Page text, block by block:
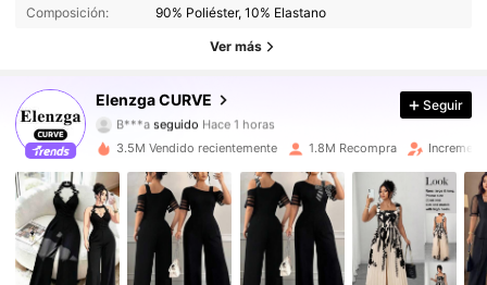
Composición:
90% Poliéster, 10% Elastano
Ver más
Elenzga CURVE
652K Seguidores
4,84 652K Seguidores
4,84 652K Seguidores
4,84 652K Seguidores
4,84 652K Seguidores
Seguir
3.5M Vendido recientemente 1.8M Recompra